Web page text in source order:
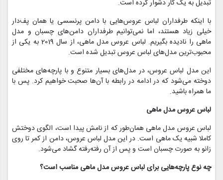
تبدیل به یک کار دشوار کرده است.
با اینکه طرفداران لباس عروس‌هایی با دامن پرنسسی یا همان پف‌دار
خیلی زیاد هستند، اما نمی‌توانیم طرفداران دامن‌های چسبان و مدل
ماهی را نادیده بگیریم. لباس عروس مدل ماهی، از سال 2019 به یکی از
محبوب‌ترین مدل‌های لباس عروس تبدیل شده است.
این مدل لباس عروس، در مدل‌های بسیار متنوع و با پارچه‌های مختلفی
دوخته می‌شود که در ادامه در رابطه با آن‌ها صحبت خواهیم کرد. پس با
ما همراه باشید.
لباس عروس مدل ماهی
لباس عروس مدل ماهی همان‌طور که از نامش پیدا است، الگوی دوختش
کاملا شبیه یک ماهی است. در این مدل لباس عروس، دامن از کمر تا روی
زانو به صورت چسبان است و پس از آن رفته‌رفته گشاد می‌شود.
چه نوع پارچه‌هایی برای لباس عروس مدل ماهی مناسب است؟